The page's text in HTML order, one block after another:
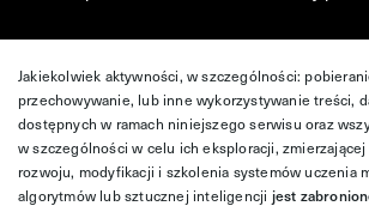
Jakiekolwiek aktywności, w szczególności:
przechowywanie, lub inne wykorzystywanie treści,
dostępnych w ramach niniejszego serwisu oraz
w szczególności w celu ich eksploracji,
rozwoju, modyfikacji i szkolenia systemów uczenia
algorytmów lub sztucznej inteligencji jest